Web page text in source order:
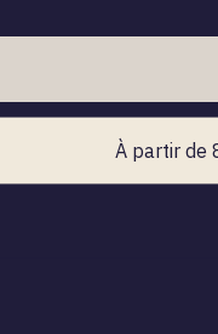
À partir de